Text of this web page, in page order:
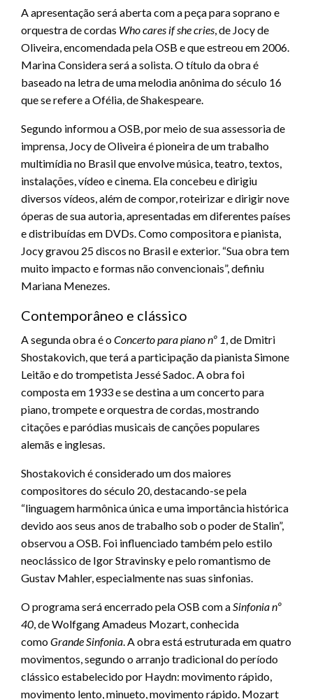
A apresentação será aberta com a peça para soprano e
orquestra de cordas Who cares if she cries, de Jocy de
Oliveira, encomendada pela OSB e que estreou em 2006.
Marina Considera será a solista. O título da obra é
baseado na letra de uma melodia anônima do século 16
que se refere a Ofélia, de Shakespeare.
Segundo informou a OSB, por meio de sua assessoria de
imprensa, Jocy de Oliveira é pioneira de um trabalho
multimídia no Brasil que envolve música, teatro, textos,
instalações, vídeo e cinema. Ela concebeu e dirigiu
diversos vídeos, além de compor, roteirizar e dirigir nove
óperas de sua autoria, apresentadas em diferentes países
e distribuídas em DVDs. Como compositora e pianista,
Jocy gravou 25 discos no Brasil e exterior. “Sua obra tem
muito impacto e formas não convencionais”, definiu
Mariana Menezes.
Contemporâneo e clássico
A segunda obra é oConcerto para piano nº 1, de Dmitri
Shostakovich, que terá a participação da pianista Simone
Leitão e do trompetista Jessé Sadoc. A obra foi
composta em 1933 e se destina a um concerto para
piano, trompete e orquestra de cordas, mostrando
citações e paródias musicais de canções populares
alemãs e inglesas.
Shostakovich é considerado um dos maiores
compositores do século 20, destacando-se pela
“linguagem harmônica única e uma importância histórica
devido aos seus anos de trabalho sob o poder de Stalin”,
observou a OSB. Foi influenciado também pelo estilo
neoclássico de Igor Stravinsky e pelo romantismo de
Gustav Mahler, especialmente nas suas sinfonias.
O programa será encerrado pela OSB com aSinfonia nº
40, de Wolfgang Amadeus Mozart, conhecida
comoGrande Sinfonia. A obra está estruturada em quatro
movimentos, segundo o arranjo tradicional do período
clássico estabelecido por Haydn: movimento rápido,
movimento lento, minueto, movimento rápido. Mozart